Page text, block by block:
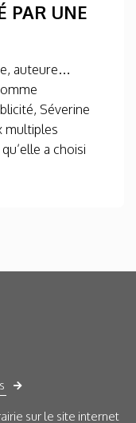
PAR UNE
auteure…
Séverine
multiples
a choisi
sur le site internet